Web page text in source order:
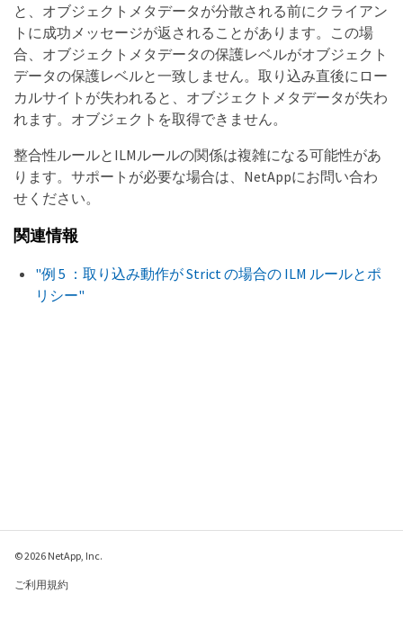
と、オブジェクトメタデータが分散される前にクライアン
トに成功メッセージが返されることがあります。この場
合、オブジェクトメタデータの保護レベルがオブジェクト
データの保護レベルと一致しません。取り込み直後にロー
カルサイトが失われると、オブジェクトメタデータが失わ
れます。オブジェクトを取得できません。
整合性ルールとILMルールの関係は複雑になる可能性があ
ります。サポートが必要な場合は、NetAppにお問い合わ
せください。
関連情報
"例 5 ：取り込み動作が Strict の場合の ILM ルールとポ
リシー"
© 2026 NetApp, Inc.
ご利用規約